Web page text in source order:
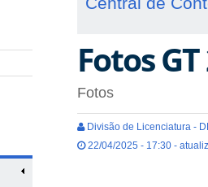
Fotos GT
Fotos
Divisão de Licenciatura -
22/04/2025 - 17:30 -